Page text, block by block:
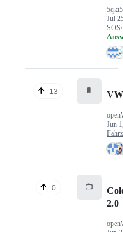
Jul
13 🔋
Jun
0 📺
2.0